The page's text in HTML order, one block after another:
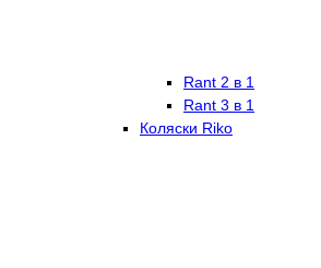
Rant 2 в 1
Rant 3 в 1
Коляски Riko